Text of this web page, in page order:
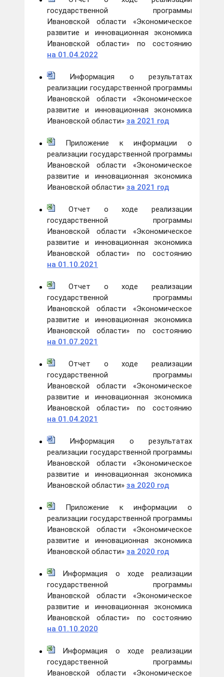
государственной программы
Ивановской области «Экономическое
развитие и инновационная экономика
Ивановской области» по состоянию
на 01.04.2022
Информация о результатах
реализации государственной программы
Ивановской области «Экономическое
развитие и инновационная экономика
Ивановской области» за 2021 год
Приложение к информации о
реализации государственной программы
Ивановской области «Экономическое
развитие и инновационная экономика
Ивановской области» за 2021 год
Отчет о ходе реализации
государственной программы
Ивановской области «Экономическое
развитие и инновационная экономика
Ивановской области» по состоянию
на 01.10.2021
Отчет о ходе реализации
государственной программы
Ивановской области «Экономическое
развитие и инновационная экономика
Ивановской области» по состоянию
на 01.07.2021
Отчет о ходе реализации
государственной программы
Ивановской области «Экономическое
развитие и инновационная экономика
Ивановской области» по состоянию
на 01.04.2021
Информация о результатах
реализации государственной программы
Ивановской области «Экономическое
развитие и инновационная экономика
Ивановской области» за 2020 год
Приложение к информации о
реализации государственной программы
Ивановской области «Экономическое
развитие и инновационная экономика
Ивановской области» за 2020 год
Информация о ходе реализации
государственной программы
Ивановской области «Экономическое
развитие и инновационная экономика
Ивановской области» по состоянию
на 01.10.2020
Информация о ходе реализации
государственной программы
Ивановской области «Экономическое